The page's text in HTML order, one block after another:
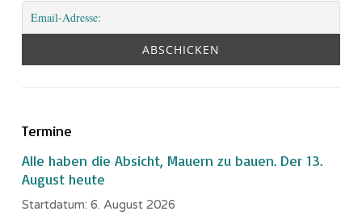
Termine
Alle haben die Absicht, Mauern zu bauen. Der 13.
August heute
Startdatum: 6. August 2026